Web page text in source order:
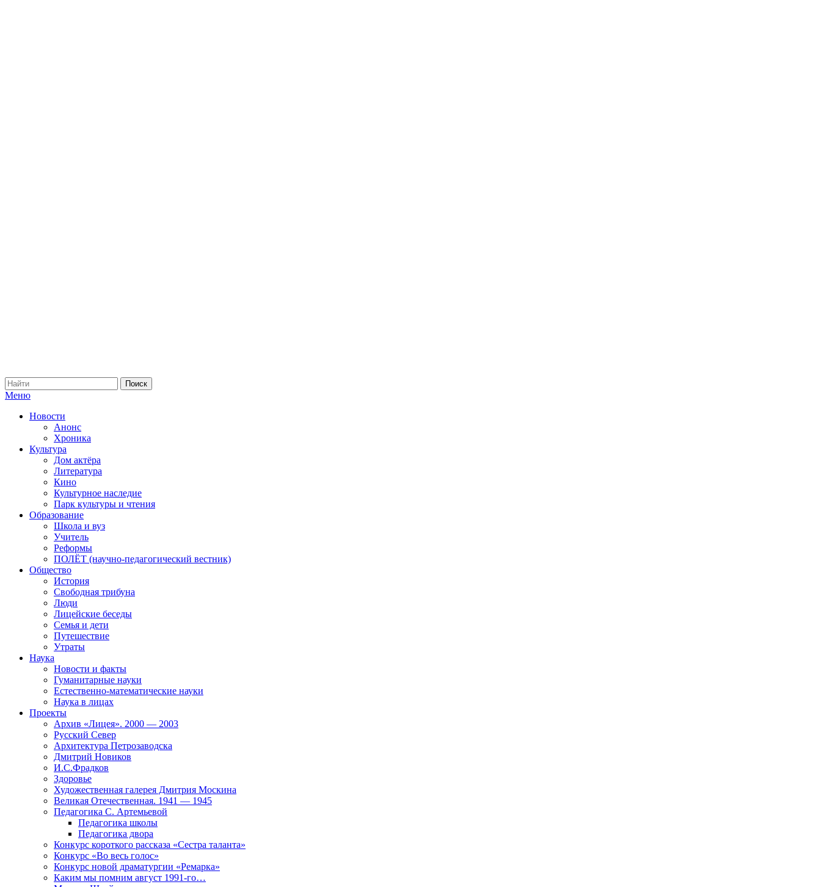
Меню
Новости
Анонс
Хроника
Культура
Дом актёра
Литература
Кино
Культурное наследие
Парк культуры и чтения
Образование
Школа и вуз
Учитель
Реформы
ПОЛЁТ (научно-педагогический вестник)
Общество
История
Свободная трибуна
Люди
Лицейские беседы
Семья и дети
Путешествие
Утраты
Наука
Новости и факты
Гуманитарные науки
Естественно-математические науки
Наука в лицах
Проекты
Архив «Лицея». 2000 — 2003
Русский Север
Архитектура Петрозаводска
Дмитрий Новиков
И.С.Фрадков
Здоровье
Художественная галерея Дмитрия Москина
Великая Отечественная. 1941 — 1945
Педагогика С. Артемьевой
Педагогика школы
Педагогика двора
Конкурс короткого рассказа «Сестра таланта»
Конкурс «Во весь голос»
Конкурс новой драматургии «Ремарка»
Каким мы помним август 1991-го…